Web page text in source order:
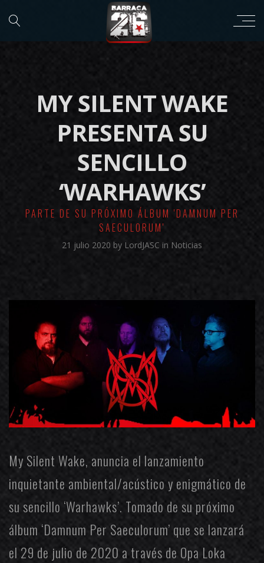
MY SILENT WAKE
PRESENTA SU
SENCILLO
‘WARHAWKS’
PARTE DE SU PRÓXIMO ÁLBUM 'DAMNUM PER
SAECULORUM'
21 julio 2020 by LordJASC in Noticias
My Silent Wake, anuncia el lanzamiento
inquietante ambiental/acústico y enigmático de
su sencillo ‘Warhawks’. Tomado de su próximo
álbum ‘Damnum Per Saeculorum’ que se lanzará
el 29 de julio de 2020 a través deOpa Loka